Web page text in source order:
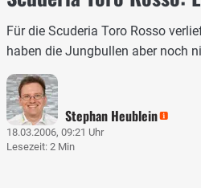
Für die Scuderia Toro Rosso
haben die Jungbullen aber noch
Stephan Heublein
18.03.2006, 09:21 Uhr
Lesezeit: 2 Min